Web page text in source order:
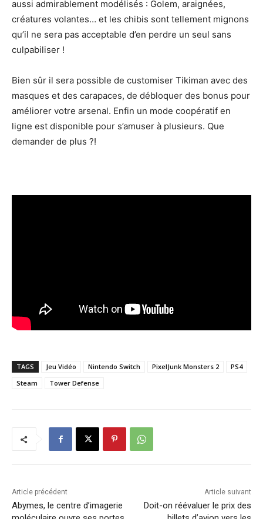
aussi admirablement modélisés : Golem, araignées,
créatures volantes… et les chibis sont tellement mignons
qu’il ne sera pas acceptable d’en perdre un seul sans
culpabiliser !
Bien sûr il sera possible de customiser Tikiman avec des
masques et des carapaces, de débloquer des bonus pour
améliorer votre arsenal. Enfin un mode coopératif en
ligne est disponible pour s’amuser à plusieurs. Que
demander de plus ?!
TAGS Jeu Vidéo Nintendo Switch PixelJunk Monsters 2
PS4
Steam
Tower Defense
Article précédent
Abymes, le centre d’imagerie
Article suivant
Doit-on réévaluer le prix des